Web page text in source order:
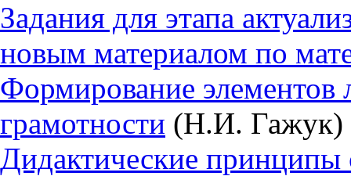
Задания для этапа
новым материалом по
Формирование элементов
грамотности (Н.И. Гажук)
Дидактические